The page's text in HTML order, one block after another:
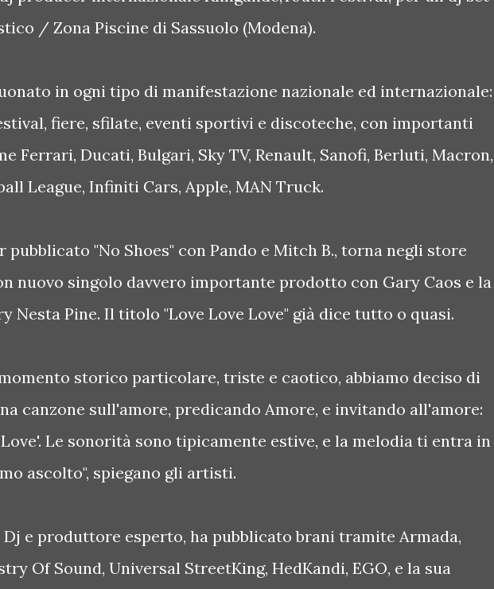
/ Zona Piscine di Sassuolo (Modena).
in ogni tipo di manifestazione nazionale ed internazionale:
fiere, sfilate, eventi sportivi e discoteche, con importanti
Ferrari, Ducati, Bulgari, Sky TV, Renault, Sanofi, Berluti, Macron,
League, Infiniti Cars, Apple, MAN Truck.
pubblicato "No Shoes" con Pando e Mitch B., torna negli store
nuovo singolo davvero importante prodotto con Gary Caos e la
Nesta Pine. Il titolo "Love Love Love" già dice tutto o quasi.
storico particolare, triste e caotico, abbiamo deciso di
canzone sull'amore, predicando Amore, e invitando all'amore:
Le sonorità sono tipicamente estive, e la melodia ti entra in
ascolto", spiegano gli artisti.
Dj e produttore esperto, ha pubblicato brani tramite Armada,
Of Sound, Universal StreetKing, HedKandi, EGO, e la sua